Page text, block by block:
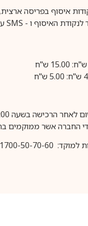
איסוף בפריסה
האיסוף ו - SMS
בשעה 12:00 ובתיאום מראש בלבד.
אשר ממוקמים ברחוב
50-70-60